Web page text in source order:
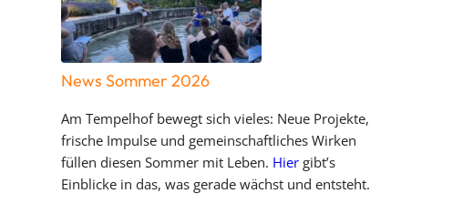
News Sommer 2026
Am Tempelhof bewegt sich vieles: Neue Projekte,
frische Impulse und gemeinschaftliches Wirken
füllen diesen Sommer mit Leben. Hier gibt’s
Einblicke in das, was gerade wächst und entsteht.